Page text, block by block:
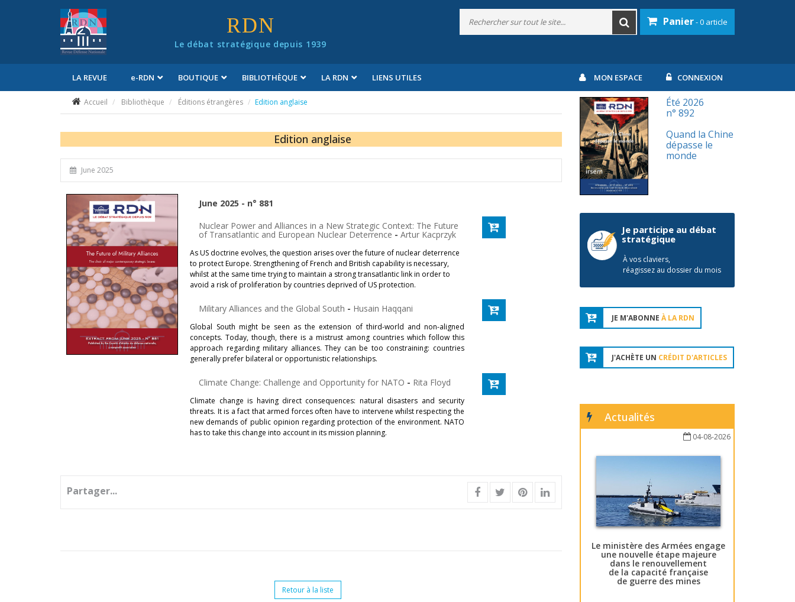
RDN
Le débat stratégique depuis 1939
Panier- 0 article
LA REVUE e-RDN BOUTIQUE BIBLIOTHÈQUE LA RDN LIENS UTILES MON ESPACE CONNEXION
Accueil Bibliothèque Éditions étrangères Edition anglaise
Edition anglaise
June 2025
June 2025 - n° 881
Nuclear Power and Alliances in a New Strategic Context: The Future
of Transatlantic and European Nuclear Deterrence -Artur Kacprzyk
As US doctrine evolves, the question arises over the future of nuclear deterrence
to protect Europe. Strengthening of French and British capability is necessary,
whilst at the same time trying to maintain a strong transatlantic link in order to
avoid a risk of proliferation by countries deprived of US protection.
Military Alliances and the Global South - Husain Haqqani
Global South might be seen as the extension of third-world and non-aligned
concepts. Today, though, there is a mistrust among countries which follow this
approach regarding military alliances. They can be too constraining: countries
generally prefer bilateral or opportunistic relationships.
Climate Change: Challenge and Opportunity for NATO - Rita Floyd
Climate change is having direct consequences: natural disasters and security
threats. It is a fact that armed forces often have to intervene whilst respecting the
new demands of public opinion regarding protection of the environment. NATO
has to take this change into account in its mission planning.
Partager...
Retour à la liste
Été 2026
n° 892
Quand la Chine
dépasse le
monde
Je participe au débat
stratégique
À vos claviers,
réagissez au dossier du mois
JE M'ABONNE À LA RDN
J'ACHÈTE UN CRÉDIT D'ARTICLES
Actualités
04-08-2026
Le ministère des Armées engage
une nouvelle étape majeure
dans le renouvellement
de la capacité française
de guerre des mines